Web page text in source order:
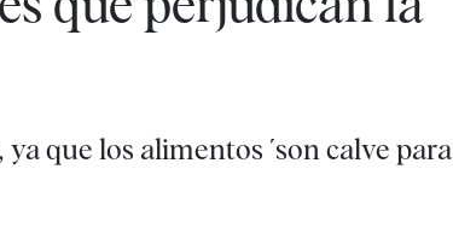
que los alimentos ´son calve para